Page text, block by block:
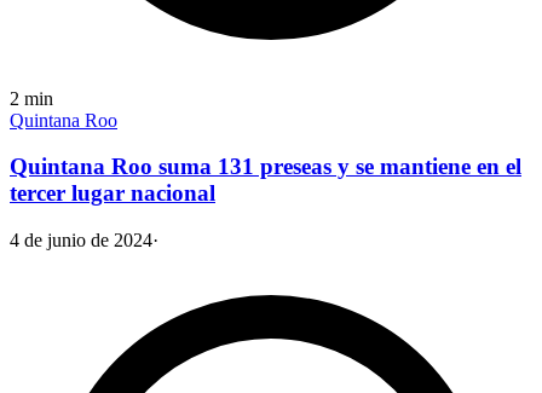
2 min
Quintana Roo
Quintana Roo suma 131 preseas y se mantiene en el
tercer lugar nacional
4 de junio de 2024·